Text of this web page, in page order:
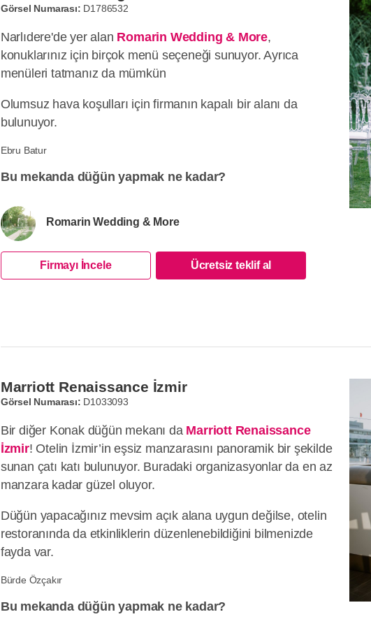
Görsel Numarası: D1786532
Narlıdere'de yer alan Romarin Wedding & More,
konuklarınız için birçok menü seçeneği sunuyor. Ayrıca
menüleri tatmanız da mümkün
Olumsuz hava koşulları için firmanın kapalı bir alanı da
bulunuyor.
Ebru Batur
Bu mekanda düğün yapmak ne kadar?
Romarin Wedding & More
Firmayı İncele Ücretsiz teklif al
Marriott Renaissance İzmir
Görsel Numarası: D1033093
Bir diğer Konak düğün mekanı da Marriott Renaissance
İzmir! Otelin İzmir’in eşsiz manzarasını panoramik bir şekilde
sunan çatı katı bulunuyor. Buradaki organizasyonlar da en az
manzara kadar güzel oluyor.
Düğün yapacağınız mevsim açık alana uygun değilse, otelin
restoranında da etkinliklerin düzenlenebildiğini bilmenizde
fayda var.
Bürde Özçakır
Bu mekanda düğün yapmak ne kadar?